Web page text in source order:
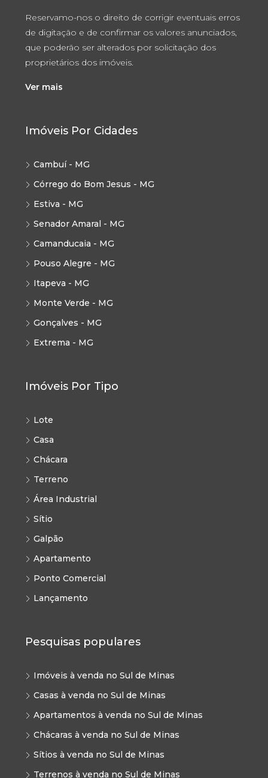
Reservamo-nos o direito de corrigir eventuais erros
de digitação e de confirmar os valores anunciados,
que poderão ser alterados por solicitação dos
proprietários dos imóveis.
Ver mais
Imóveis Por Cidades
Cambuí - MG
Córrego do Bom Jesus - MG
Estiva - MG
Senador Amaral - MG
Camanducaia - MG
Pouso Alegre - MG
Itapeva - MG
Monte Verde - MG
Gonçalves - MG
Extrema - MG
Imóveis Por Tipo
Lote
Casa
Chácara
Terreno
Área Industrial
Sítio
Galpão
Apartamento
Ponto Comercial
Lançamento
Pesquisas populares
Imóveis à venda no Sul de Minas
Casas à venda no Sul de Minas
Apartamentos à venda no Sul de Minas
Chácaras à venda no Sul de Minas
Sítios à venda no Sul de Minas
Terrenos à venda no Sul de Minas